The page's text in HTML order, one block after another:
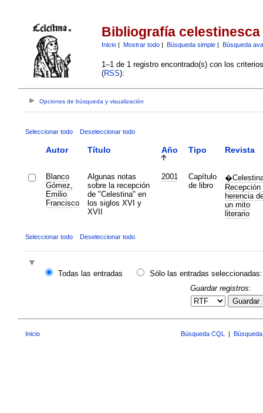
Bibliografía celestinesca
Inicio| Mostrar todo| Búsqueda simple| Búsqueda
1–1 de 1 registro encontrado(s) con los
(RSS):
Opciones de búsqueda y visualización
Seleccionar todo Deseleccionar todo
Autor Título Año Tipo Revista
Blanco
Gómez,
Emilio
Francisco
Algunas notas
sobre la recepción
de "Celestina" en
los siglos XVI y
XVII
2001
Capítulo
de libro
Recepción
herencia
un mito
literario
Seleccionar todo Deseleccionar todo
Todas las entradas
Sólo las entradas seleccionadas:
Guardar registros:
Guardar
Inicio Búsqueda CQL